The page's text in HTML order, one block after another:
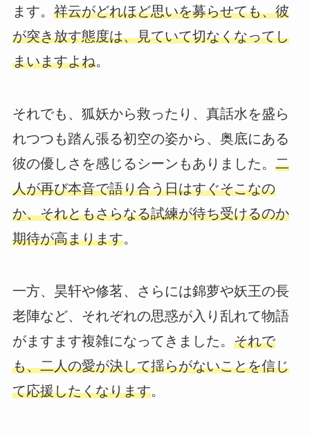
ます。 祥云がどれほど思いを募らせても、彼
が突き放す態度は、見ていて切なくなってし
まいますよね。
それでも、狐妖から救ったり、真話水を盛ら
れつつも踏ん張る初空の姿から、奥底にある
彼の優しさを感じるシーンもありました。 二
人が再び本音で語り合う日はすぐそこなの
か、それともさらなる試練が待ち受けるのか
期待が高まります。
一方、昊轩や修茗、さらには錦萝や妖王の長
老陣など、それぞれの思惑が入り乱れて物語
がますます複雑になってきました。 それで
も、二人の愛が決して揺らがないことを信じ
て応援したくなります。